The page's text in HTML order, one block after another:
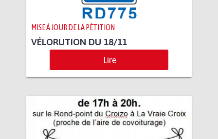
MISE À JOUR DE LA PÉTITION
VÉLORUTION DU 18/11
Lire